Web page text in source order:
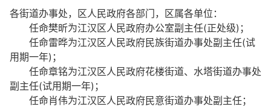
各街道办事处，区人民政府各部门，区属各单位：
任命樊昕为江汉区人民政府办公室副主任(正处级)；
任命雷晔为江汉区人民政府民族街道办事处副主任(试
用期一年)；
任命章铭为江汉区人民政府花楼街道、水塔街道办事处
副主任(试用期一年)；
任命肖伟为江汉区人民政府民意街道办事处副主任；